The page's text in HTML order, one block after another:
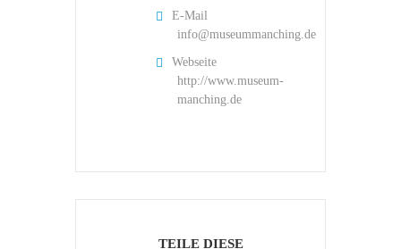
E-Mail
info@museummanching.de
Webseite
http://www.museum-
manching.de
TEILE DIESE